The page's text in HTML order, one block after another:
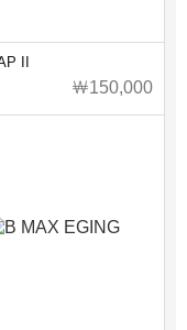
II
￦150,000